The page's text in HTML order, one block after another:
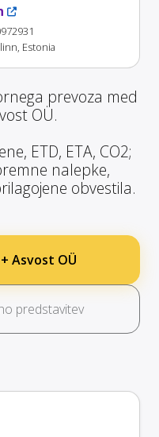
Estonia
prevoza med
OÜ.
ETD, ETA, CO2;
nalepke,
obvestila.
Asvost OÜ
predstavitev